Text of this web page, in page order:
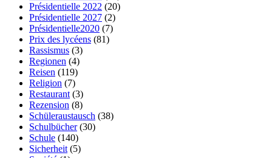
Présidentielle 2022 (20)
Présidentielle 2027 (2)
Présidentielle2020 (7)
Prix des lycéens (81)
Rassismus (3)
Regionen (4)
Reisen (119)
Religion (7)
Restaurant (3)
Rezension (8)
Schüleraustausch (38)
Schulbücher(30)
Schule (140)
Sicherheit (5)